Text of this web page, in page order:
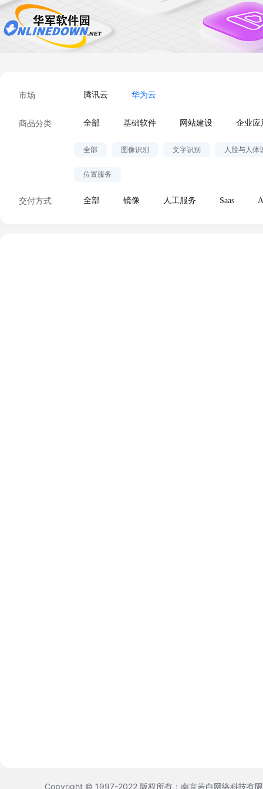
市场 腾讯云 华为云
商品分类 全部 基础软件 网站建设 企业应
全部 图像识别 文字识别 人脸与人体
位置服务
交付方式 全部 镜像 人工服务 Saas
Copyright © 1997-2022 版权所有：南京若白网络科技有